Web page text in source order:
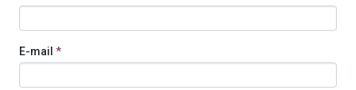
E-mail *